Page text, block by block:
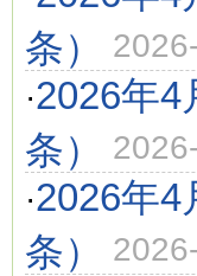
条）
·2026年4
条）
·2026年4
条）